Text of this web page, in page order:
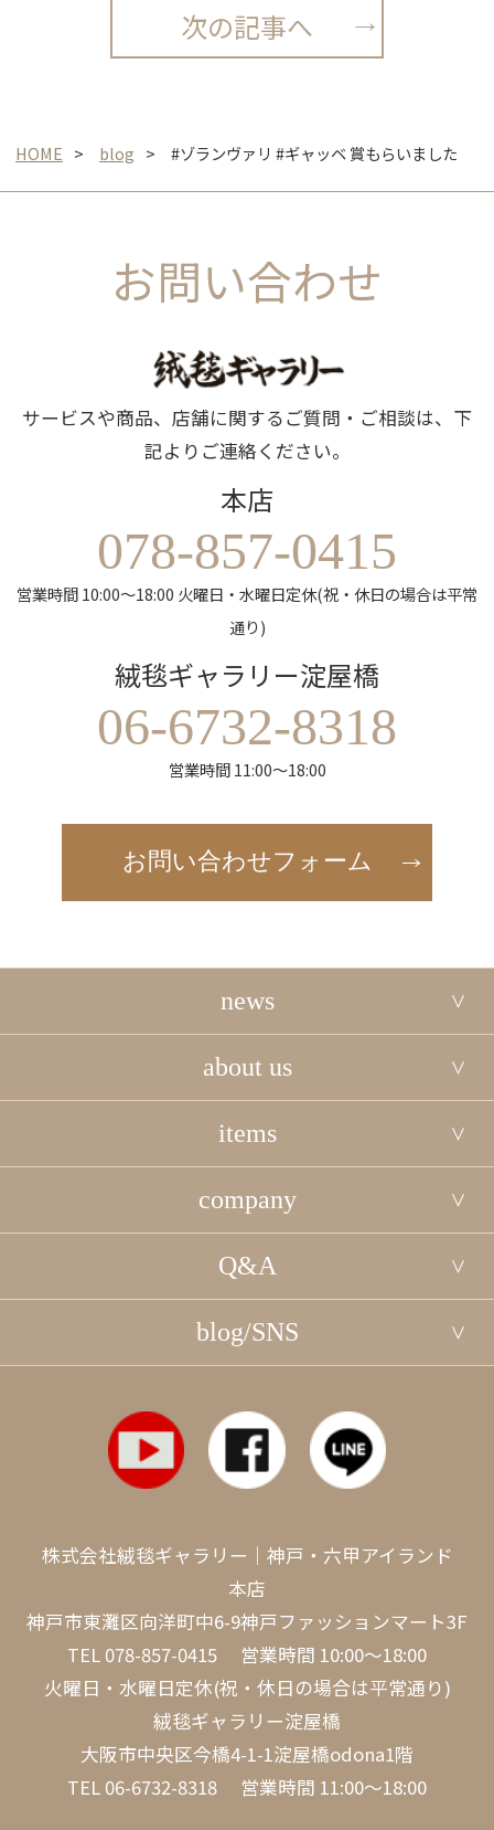
次の記事へ
HOME blog #ゾランヴァリ #ギャッベ 賞もらいました
お問い合わせ
サービスや商品、店舗に関するご質問・ご相談は、下
記よりご連絡ください。
本店
078-857-0415
営業時間 10:00～18:00 火曜日・水曜日定休(祝・休日の場合は平常
通り)
絨毯ギャラリー淀屋橋
06-6732-8318
営業時間 11:00～18:00
お問い合わせフォーム
news
about us
items
company
Q&A
blog/SNS
株式会社絨毯ギャラリー｜神戸・六甲アイランド
本店
神戸市東灘区向洋町中6-9神戸ファッションマート3F
TEL 078-857-0415 営業時間 10:00～18:00
火曜日・水曜日定休(祝・休日の場合は平常通り)
絨毯ギャラリー淀屋橋
大阪市中央区今橋4-1-1淀屋橋odona1階
TEL 06-6732-8318 営業時間 11:00～18:00